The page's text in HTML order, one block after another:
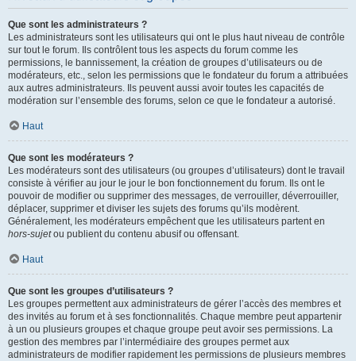
Que sont les administrateurs ?
Les administrateurs sont les utilisateurs qui ont le plus haut niveau de contrôle
sur tout le forum. Ils contrôlent tous les aspects du forum comme les
permissions, le bannissement, la création de groupes d’utilisateurs ou de
modérateurs, etc., selon les permissions que le fondateur du forum a attribuées
aux autres administrateurs. Ils peuvent aussi avoir toutes les capacités de
modération sur l’ensemble des forums, selon ce que le fondateur a autorisé.
Haut
Que sont les modérateurs ?
Les modérateurs sont des utilisateurs (ou groupes d’utilisateurs) dont le travail
consiste à vérifier au jour le jour le bon fonctionnement du forum. Ils ont le
pouvoir de modifier ou supprimer des messages, de verrouiller, déverrouiller,
déplacer, supprimer et diviser les sujets des forums qu’ils modèrent.
Généralement, les modérateurs empêchent que les utilisateurs partent en
hors-sujetou publient du contenu abusif ou offensant.
Haut
Que sont les groupes d’utilisateurs ?
Les groupes permettent aux administrateurs de gérer l’accès des membres et
des invités au forum et à ses fonctionnalités. Chaque membre peut appartenir
à un ou plusieurs groupes et chaque groupe peut avoir ses permissions. La
gestion des membres par l’intermédiaire des groupes permet aux
administrateurs de modifier rapidement les permissions de plusieurs membres